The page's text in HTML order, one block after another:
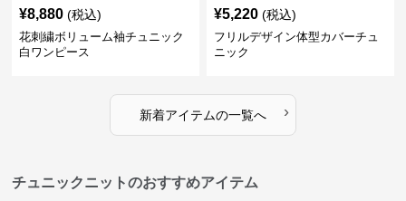
¥8,880 (税込)
花刺繍ボリューム袖チュニック
白ワンピース
¥5,220 (税込)
フリルデザイン体型カバーチュ
ニック
新着アイテムの一覧へ ›
チュニックニットのおすすめアイテム